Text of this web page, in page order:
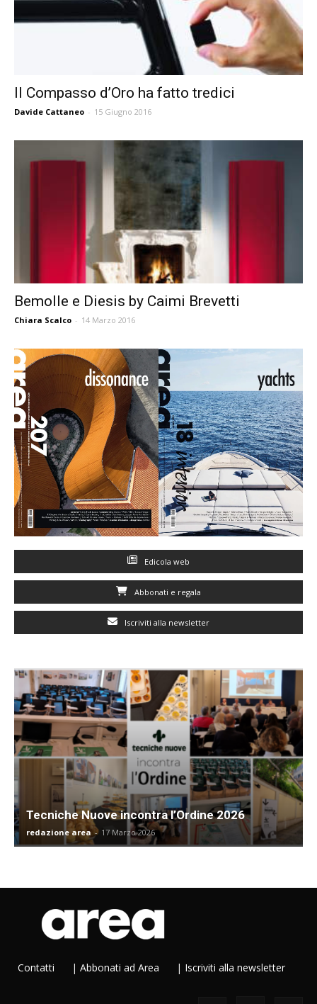
Il Compasso d’Oro ha fatto tredici
Davide Cattaneo - 15 Giugno 2016
Bemolle e Diesis by Caimi Brevetti
Chiara Scalco - 14 Marzo 2016
Edicola web
Abbonati e regala
Iscriviti alla newsletter
Tecniche Nuove incontra l’Ordine 2026
redazione area - 17 Marzo 2026
Contatti | Abbonati ad Area | Iscriviti alla newsletter